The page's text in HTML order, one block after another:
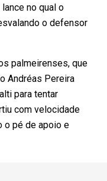
lance no qual o
o defensor
palmeirenses, que
Andréas Pereira
para tentar
com velocidade
o pé de apoio e